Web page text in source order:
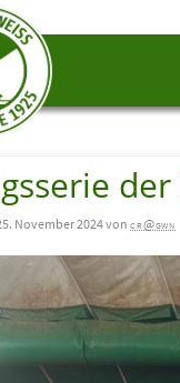
November 2024 von cr@gwn